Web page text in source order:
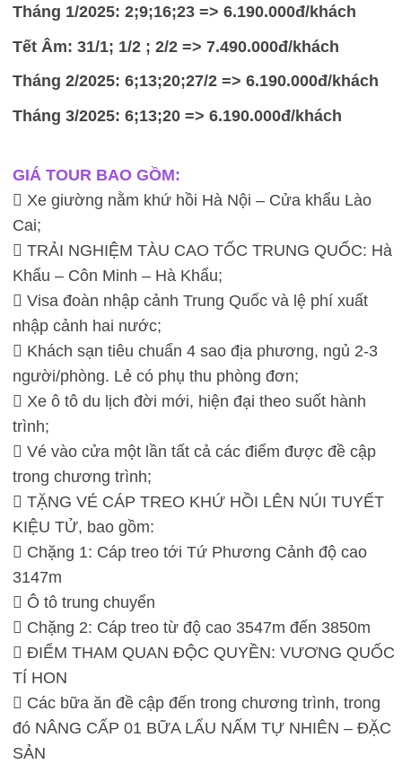
Tháng 1/2025: 2;9;16;23 => 6.190.000đ/khách
Tết Âm: 31/1; 1/2 ; 2/2 => 7.490.000đ/khách
Tháng 2/2025: 6;13;20;27/2 => 6.190.000đ/khách
Tháng 3/2025: 6;13;20 => 6.190.000đ/khách
GIÁ TOUR BAO GỒM:
 Xe giường nằm khứ hồi Hà Nội – Cửa khẩu Lào
Cai;
 TRẢI NGHIỆM TÀU CAO TỐC TRUNG QUỐC: Hà
Khẩu – Côn Minh – Hà Khẩu;
 Visa đoàn nhập cảnh Trung Quốc và lệ phí xuất
nhập cảnh hai nước;
 Khách sạn tiêu chuẩn 4 sao địa phương, ngủ 2-3
người/phòng. Lẻ có phụ thu phòng đơn;
 Xe ô tô du lịch đời mới, hiện đại theo suốt hành
trình;
 Vé vào cửa một lần tất cả các điểm được đề cập
trong chương trình;
 TẶNG VÉ CÁP TREO KHỨ HỒI LÊN NÚI TUYẾT
KIỆU TỬ, bao gồm:
 Chặng 1: Cáp treo tới Tứ Phương Cảnh độ cao
3147m
 Ô tô trung chuyển
 Chặng 2: Cáp treo từ độ cao 3547m đến 3850m
 ĐIỂM THAM QUAN ĐỘC QUYỀN: VƯƠNG QUỐC
TÍ HON
 Các bữa ăn đề cập đến trong chương trình, trong
đó NÂNG CẤP 01 BỮA LẨU NẤM TỰ NHIÊN – ĐẶC
SẢN